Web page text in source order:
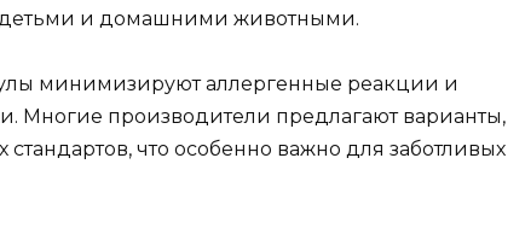
и домашними животными.
минимизируют аллергенные реакции и
Многие производители предлагают варианты,
что особенно важно для заботливых